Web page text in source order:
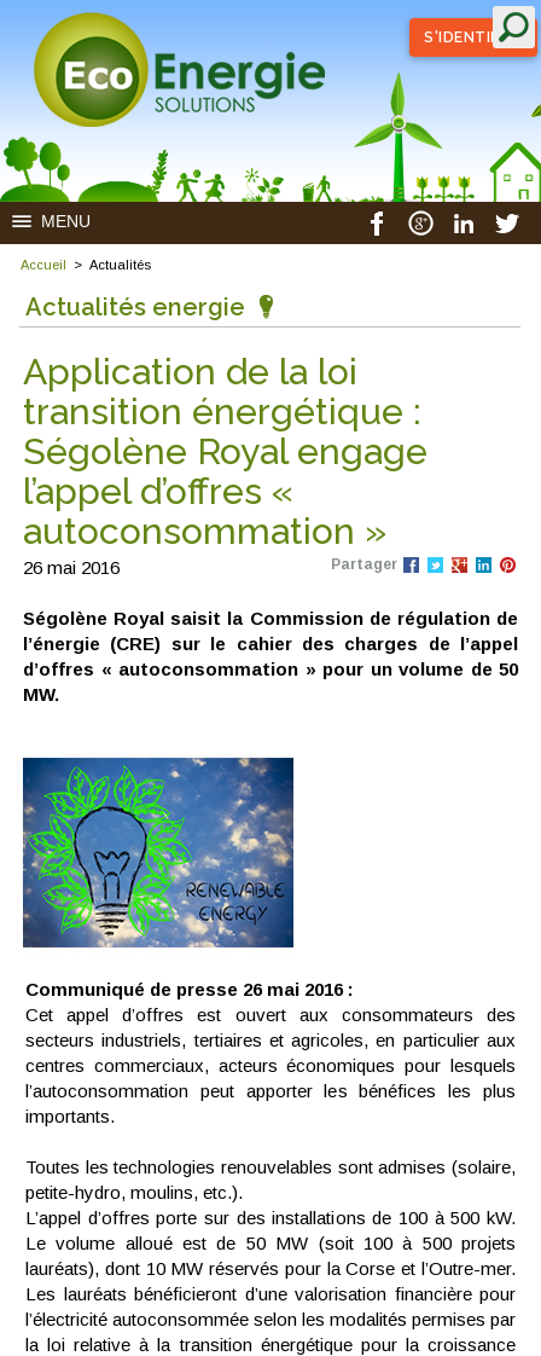
S'IDENTIFIER
MENU
Accueil > Actualités
Actualités energie
Application de la loi
transition énergétique :
Ségolène Royal engage
l’appel d’offres «
autoconsommation »
26 mai 2016 Partager
Ségolène Royal saisit la Commission de régulation de
l’énergie (CRE) sur le cahier des charges de l’appel
d’offres « autoconsommation » pour un volume de 50
MW.
Communiqué de presse 26 mai 2016 :
Cet appel d’offres est ouvert aux consommateurs des
secteurs industriels, tertiaires et agricoles, en particulier aux
centres commerciaux, acteurs économiques pour lesquels
l’autoconsommation peut apporter les bénéfices les plus
importants.
Toutes les technologies renouvelables sont admises (solaire,
petite-hydro, moulins, etc.).
L’appel d’offres porte sur des installations de 100 à 500 kW.
Le volume alloué est de 50 MW (soit 100 à 500 projets
lauréats), dont 10 MW réservés pour la Corse et l’Outre-mer.
Les lauréats bénéficieront d’une valorisation financière pour
l’électricité autoconsommée selon les modalités permises par
la loi relative à la transition énergétique pour la croissance